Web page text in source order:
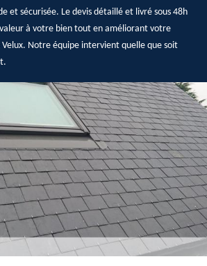
et sécurisée. Le devis détaillé et livré sous 48h
à votre bien tout en améliorant votre
Notre équipe intervient quelle que soit